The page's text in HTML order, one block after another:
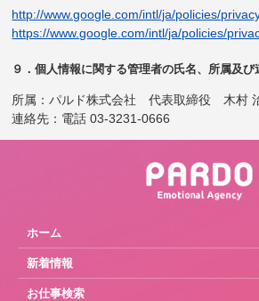
http://www.google.com/intl/ja/policies/
https://www.google.com/intl/ja/policies/
９．個人情報に関する管理者の氏名、所属及び
所属：パルド株式会社 代表取締役 木村
連絡先：電話 03-3231-0666
ホーム
新着情報
お仕事検索